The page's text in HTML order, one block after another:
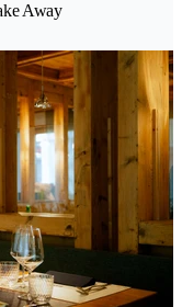
Away